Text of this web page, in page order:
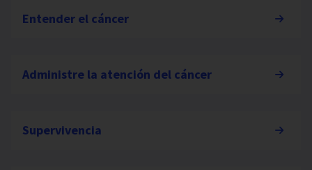
Entender el cáncer
Administre la atención del cáncer
Supervivencia